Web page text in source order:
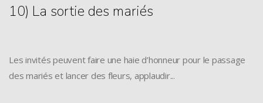
10) La sortie des mariés
Les invités peuvent faire une haie d’honneur pour le passage
des mariés et lancer des fleurs, applaudir...